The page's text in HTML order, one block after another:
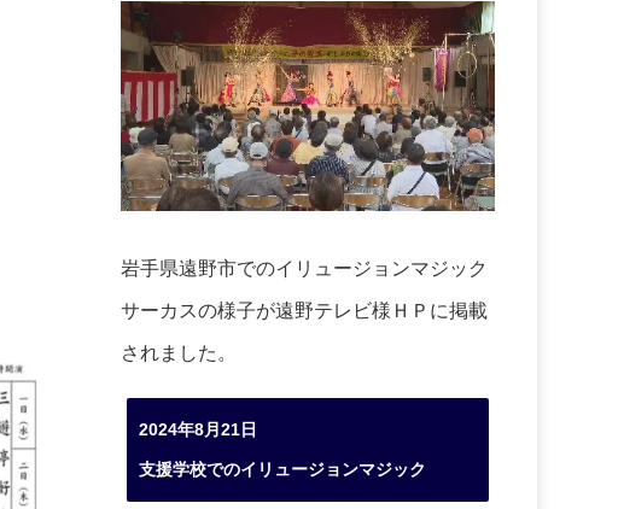
岩手県遠野市でのイリュージョンマジック
サーカスの様子が遠野テレビ様ＨＰに掲載
されました。
2024年8月21日
支援学校でのイリュージョンマジック